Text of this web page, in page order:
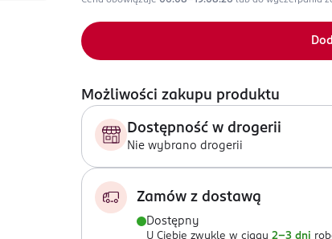
Możliwości zakupu produktu
Dostępność w drogerii
Nie wybrano drogerii
Zamów z dostawą
Dostępny
U Ciebie zwykle w ciągu 2-3 dni